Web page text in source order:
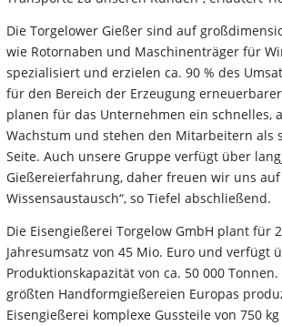
Die Torgelower Gießer sind auf
wie Rotornaben und Maschinenträger für
spezialisiert und erzielen ca. 90 % des
für den Bereich der Erzeugung
planen für das Unternehmen ein schnelles,
Wachstum und stehen den Mitarbeitern als
Seite. Auch unsere Gruppe verfügt über
Gießereierfahrung, daher freuen wir uns
Wissensaustausch“, so Tiefel abschließend.
Die Eisengießerei Torgelow GmbH plant für
Jahresumsatz von 45 Mio. Euro und verfügt
Produktionskapazität von ca. 50 000
größten Handformgießereien Europas
Eisengießerei komplexe Gussteile von 750